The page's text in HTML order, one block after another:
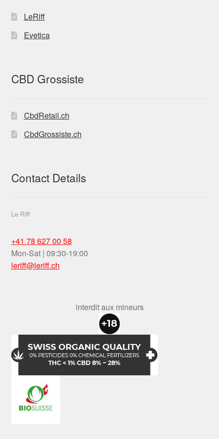
LeRiff
Evetica
CBD Grossiste
CbdRetail.ch
CbdGrossiste.ch
Contact Details
Le Riff
+41 78 627 00 58
Mon-Sat | 09:30-19:00
leriff@leriff.ch
interdit aux mineurs